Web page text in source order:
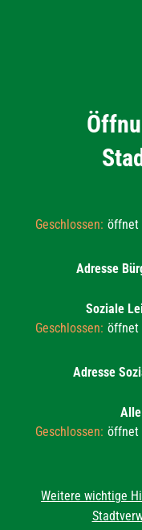
Klicken, um weitere
Geschlossen: öffnet
Adresse
Soziale
Klicken, um weitere
Geschlossen: öffnet
Adresse
Klicken, um weitere
Geschlossen: öffnet
Weitere wichtige